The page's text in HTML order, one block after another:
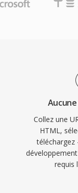
Collez une
HTML,
requis